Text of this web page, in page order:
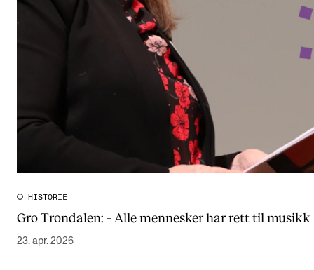
HISTORIE
Gro Trondalen: – Alle mennesker har rett til musikk
23. apr. 2026